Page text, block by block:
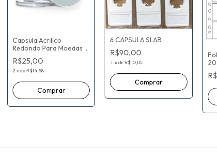
Capsula Acrilico
Redondo Para Moedas e
Medalhas Ajustável
45/50/55/60//65/70 mm
R$25,00
2 xde R$14,58
6 CAPSULA SLAB
R$90,00
11 xde R$10,05